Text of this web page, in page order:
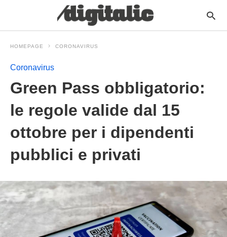
HOMEPAGE CORONAVIRUS
Coronavirus
Green Pass obbligatorio:
le regole valide dal 15
ottobre per i dipendenti
pubblici e privati